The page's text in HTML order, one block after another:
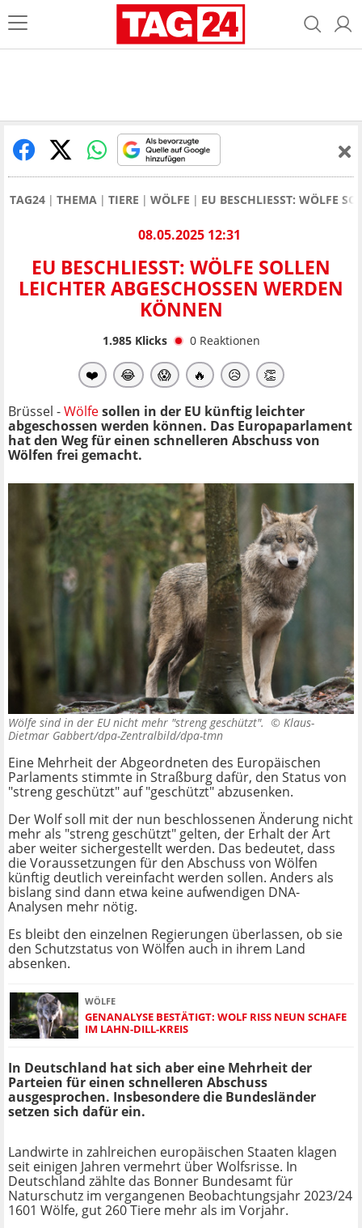
TAG24 THEMA TIERE WÖLFE EU BESCHLIESST: WÖLFE
08.05.2025 12:31
EU BESCHLIESST: WÖLFE SOLLEN L
EICHTER ABGESCHOSSEN WERDEN K
ÖNNEN
1.985Klicks 0 Reaktionen
❤️ 😂 😱 🔥 😥 👏
Brüssel -Wölfesollen in der EU künftig leichter
abgeschossen werden können. Das Europaparlament
hat den Weg für einen schnelleren Abschuss von
Wölfen frei gemacht.
Wölfe sind in der EU nicht mehr "streng geschützt". © Klaus-
Dietmar Gabbert/dpa-Zentralbild/dpa-tmn
Eine Mehrheit der Abgeordneten des Europäischen
Parlaments stimmte in Straßburg dafür, den Status von
"streng geschützt" auf "geschützt" abzusenken.
Der Wolf soll mit der nun beschlossenen Änderung nicht
mehr als "streng geschützt" gelten, der Erhalt der Art
aber weiter sichergestellt werden. Das bedeutet, dass
die Voraussetzungen für den Abschuss von Wölfen
künftig deutlich vereinfacht werden sollen. Anders als
bislang sind dann etwa keine aufwendigen DNA-
Analysen mehr nötig.
Es bleibt den einzelnen Regierungen überlassen, ob sie
den Schutzstatus von Wölfen auch in ihrem Land
absenken.
WÖLFE
GENANALYSE BESTÄTIGT: WOLF RISS NEUN SCHAFE
IM LAHN-DILL-KREIS
In Deutschland hat sich aber eine Mehrheit der
Parteien für einen schnelleren Abschuss
ausgesprochen. Insbesondere die Bundesländer
setzen sich dafür ein.
Landwirte in zahlreichen europäischen Staaten klagen
seit einigen Jahren vermehrt über Wolfsrisse. In
Deutschland zählte das Bonner Bundesamt für
Naturschutz im vergangenen Beobachtungsjahr 2023/24
1601 Wölfe, gut 260 Tiere mehr als im Vorjahr.